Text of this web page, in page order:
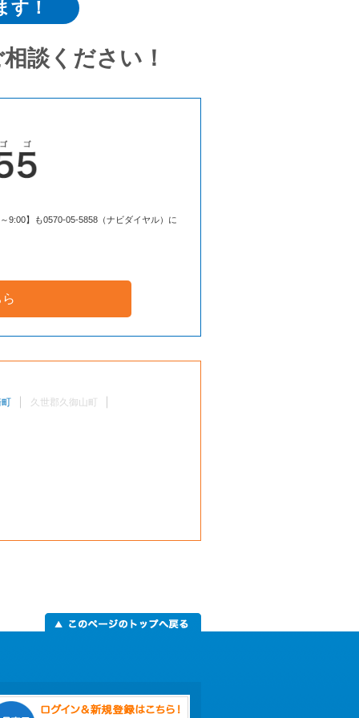
す！
談ください！
9:00】も0570-05-5858（ナビダイヤル）に
久世郡久御山町